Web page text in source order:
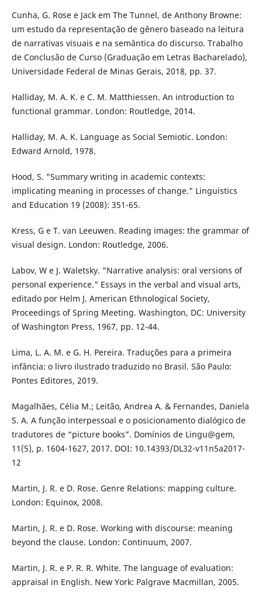
Cunha, G. Rose e Jack em The Tunnel, de Anthony Browne:
um estudo da representação de gênero baseado na leitura
de narrativas visuais e na semântica do discurso. Trabalho
de Conclusão de Curso (Graduação em Letras Bacharelado),
Universidade Federal de Minas Gerais, 2018, pp. 37.
Halliday, M. A. K. e C. M. Matthiessen. An introduction to
functional grammar. London: Routledge, 2014.
Halliday, M. A. K. Language as Social Semiotic. London:
Edward Arnold, 1978.
Hood, S. "Summary writing in academic contexts:
implicating meaning in processes of change." Linguistics
and Education 19 (2008): 351-65.
Kress, G e T. van Leeuwen. Reading images: the grammar of
visual design. London: Routledge, 2006.
Labov, W e J. Waletsky. "Narrative analysis: oral versions of
personal experience." Essays in the verbal and visual arts,
editado por Helm J. American Ethnological Society,
Proceedings of Spring Meeting. Washington, DC: University
of Washington Press, 1967, pp. 12-44.
Lima, L. A. M. e G. H. Pereira. Traduções para a primeira
infância: o livro ilustrado traduzido no Brasil. São Paulo:
Pontes Editores, 2019.
Magalhães, Célia M.; Leitão, Andrea A. & Fernandes, Daniela
S. A. A função interpessoal e o posicionamento dialógico de
tradutores de “picture books”. Domínios de Lingu@gem,
11(5), p. 1604-1627, 2017. DOI: 10.14393/DL32-v11n5a2017-
12
Martin, J. R. e D. Rose. Genre Relations: mapping culture.
London: Equinox, 2008.
Martin, J. R. e D. Rose. Working with discourse: meaning
beyond the clause. London: Continuum, 2007.
Martin, J. R. e P. R. R. White. The language of evaluation:
appraisal in English. New York: Palgrave Macmillan, 2005.